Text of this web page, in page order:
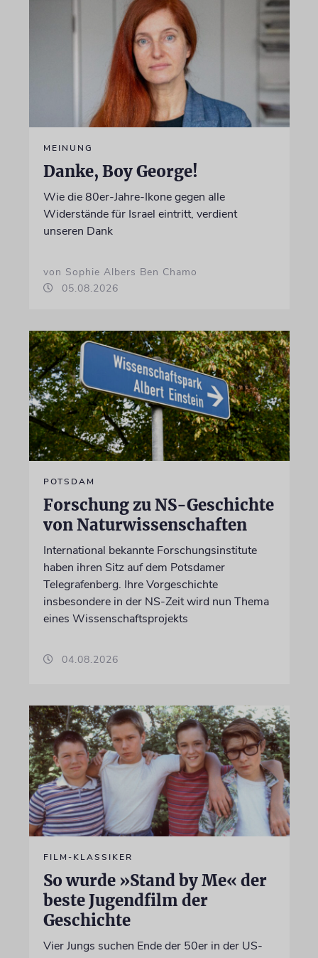
MEINUNG
Danke, Boy George!
Wie die 80er-Jahre-Ikone gegen alle
Widerstände für Israel eintritt, verdient
unseren Dank
von Sophie Albers Ben Chamo
05.08.2026
POTSDAM
Forschung zu NS-Geschichte
von Naturwissenschaften
International bekannte Forschungsinstitute
haben ihren Sitz auf dem Potsdamer
Telegrafenberg. Ihre Vorgeschichte
insbesondere in der NS-Zeit wird nun Thema
eines Wissenschaftsprojekts
04.08.2026
FILM-KLASSIKER
So wurde »Stand by Me« der
beste Jugendfilm der
Geschichte
Vier Jungs suchen Ende der 50er in der US-